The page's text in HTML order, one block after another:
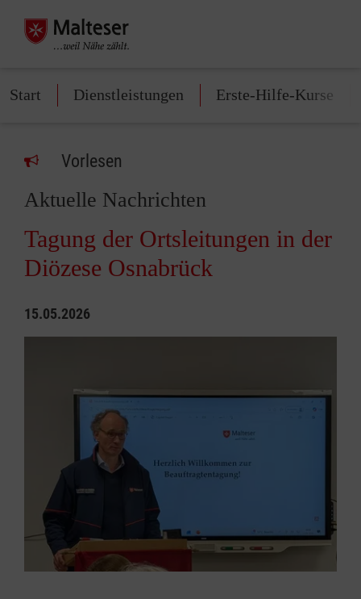
Start Dienstleistungen Erste-Hilfe-Kurse
Vorlesen
Aktuelle Nachrichten
Tagung der Ortsleitungen in der
Diözese Osnabrück
15.05.2026